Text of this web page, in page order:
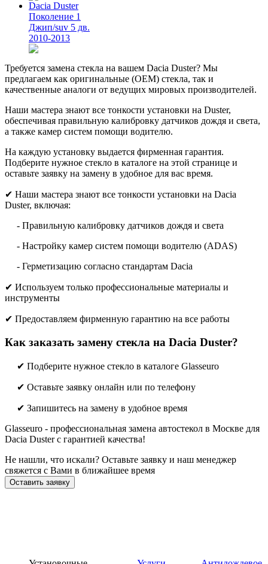
Dacia Duster
Поколение 1
Джип/suv 5 дв.
2010-2013
Требуется замена стекла на вашем Dacia Duster? Мы
предлагаем как оригинальные (OEM) стекла, так и
качественные аналоги от ведущих мировых производителей.
Наши мастера знают все тонкости установки на Duster,
обеспечивая правильную калибровку датчиков дождя и света,
а также камер систем помощи водителю.
На каждую установку выдается фирменная гарантия.
Подберите нужное стекло в каталоге на этой странице и
оставьте заявку на замену в удобное для вас время.
✔ Наши мастера знают все тонкости установки на Dacia
Duster, включая:
- Правильную калибровку датчиков дождя и света
- Настройку камер систем помощи водителю (ADAS)
- Герметизацию согласно стандартам Dacia
✔ Используем только профессиональные материалы и
инструменты
✔ Предоставляем фирменную гарантию на все работы
Как заказать замену стекла на Dacia Duster?
✔ Подберите нужное стекло в каталоге Glasseuro
✔ Оставьте заявку онлайн или по телефону
✔ Запишитесь на замену в удобное время
Glasseuro - профессиональная замена автостекол в Москве для
Dacia Duster с гарантией качества!
Не нашли, что искали? Оставьте заявку и наш менеджер
свяжется с Вами в ближайшее время
Оставить заявку